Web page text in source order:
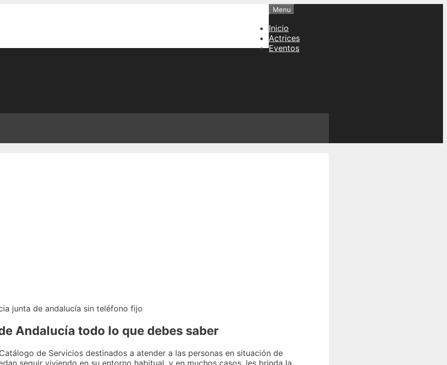
Menu
Inicio
Actrices
Eventos
Andalucía todo lo que debes saber
de Servicios destinados a atender a las personas en situación de
seguir viviendo en su entorno habitual, y en muchos casos, les brinda la